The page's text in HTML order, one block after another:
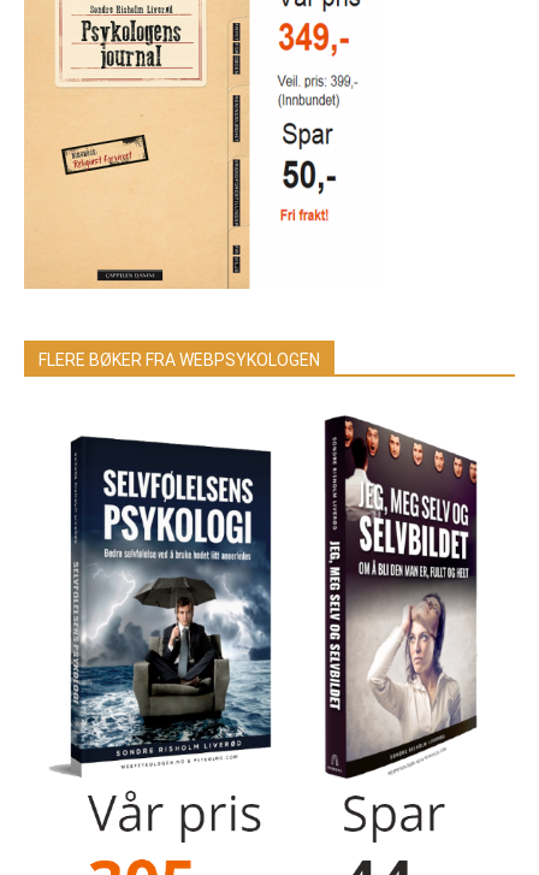
FLERE BØKER FRA WEBPSYKOLOGEN